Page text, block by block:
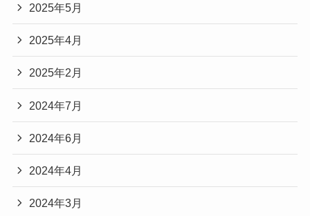
2025年5月
2025年4月
2025年2月
2024年7月
2024年6月
2024年4月
2024年3月